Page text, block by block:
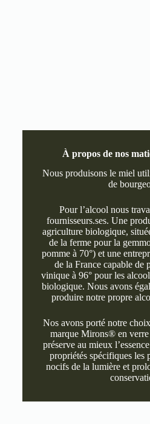
À propos de nos
Nous produisons le miel
de
Pour l’alcool nous
fournisseurs.ses. Une
agriculture biologique,
de la ferme pour la
pomme à 70°) et une
de la France capable de
vinique à 96° pour les
biologique. Nous avons
produire notre propre
Nos avons porté notre
marque Mirons® en
préserve au mieux
propriétés spécifiques les
nocifs de la lumière et